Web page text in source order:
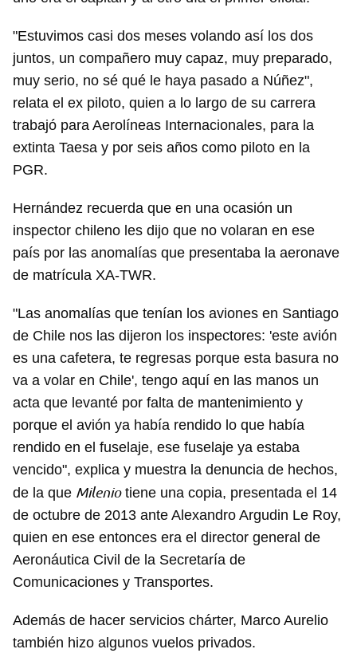
"Estuvimos casi dos meses volando así los dos
juntos, un compañero muy capaz, muy preparado,
muy serio, no sé qué le haya pasado a Núñez",
relata el ex piloto, quien a lo largo de su carrera
trabajó para Aerolíneas Internacionales, para la
extinta Taesa y por seis años como piloto en la
PGR.
Hernández recuerda que en una ocasión un
inspector chileno les dijo que no volaran en ese
país por las anomalías que presentaba la aeronave
de matrícula XA-TWR.
"Las anomalías que tenían los aviones en Santiago
de Chile nos las dijeron los inspectores: 'este avión
es una cafetera, te regresas porque esta basura no
va a volar en Chile', tengo aquí en las manos un
acta que levanté por falta de mantenimiento y
porque el avión ya había rendido lo que había
rendido en el fuselaje, ese fuselaje ya estaba
vencido", explica y muestra la denuncia de hechos,
de la que Mileniotiene una copia, presentada el 14
de octubre de 2013 ante Alexandro Argudin Le Roy,
quien en ese entonces era el director general de
Aeronáutica Civil de la Secretaría de
Comunicaciones y Transportes.
Además de hacer servicios chárter, Marco Aurelio
también hizo algunos vuelos privados.